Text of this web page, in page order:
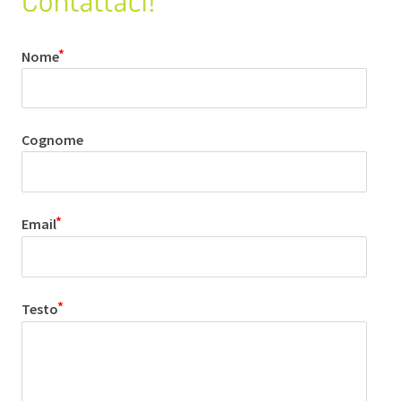
Nome
Cognome
Email
Testo